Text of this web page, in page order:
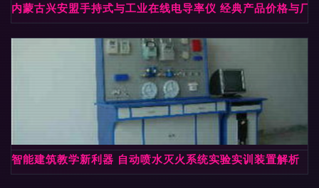
内蒙古兴安盟手持式与工业在线电导率仪 经典产品价格与厂
智能建筑教学新利器 自动喷水灭火系统实验实训装置解析